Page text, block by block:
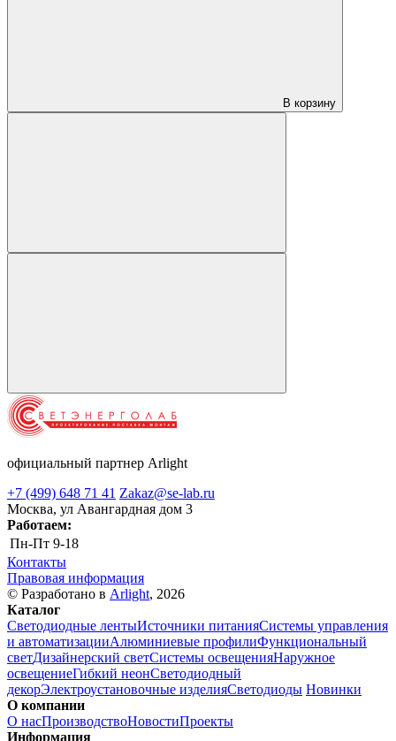
В корзину
официальный партнер Arlight
+7 (499) 648 71 41 Zakaz@se-lab.ru
Москва, ул Авангардная дом 3
Работаем:
Пн-Пт 9-18
Контакты
Правовая информация
© Разработано в Arlight, 2026
Каталог
Светодиодные лентыИсточники питанияСистемы управления
и автоматизацииАлюминиевые профилиФункциональный
светДизайнерский светСистемы освещенияНаружное
освещениеГибкий неонСветодиодный
декорЭлектроустановочные изделияСветодиоды Новинки
О компании
О насПроизводствоНовостиПроекты
Информация